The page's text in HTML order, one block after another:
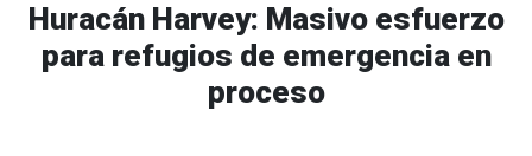
a
E
m
a
i
l
F
a
c
e
T
w
i
t
Huracán Harvey: Masivo esfuerzo
para refugios de emergencia en
proceso